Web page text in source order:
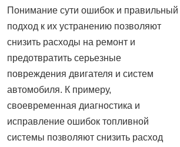
Понимание сути ошибок и правильный
подход к их устранению позволяют
снизить расходы на ремонт и
предотвратить серьезные
повреждения двигателя и систем
автомобиля. К примеру,
своевременная диагностика и
исправление ошибок топливной
системы позволяют снизить расход